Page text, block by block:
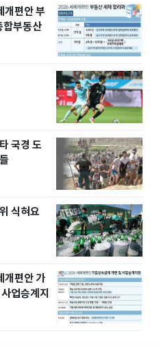
편안 부
합부동산
국경 도
식혀요
개편안 가
업승계지